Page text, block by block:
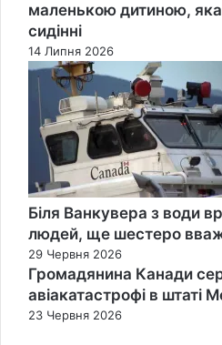
маленькою дитиною,
сидінні
14 Липня 2026
Біля Ванкувера з води
людей, ще шестеро
29 Червня 2026
Громадянина Канади
авіакатастрофі в штаті
23 Червня 2026